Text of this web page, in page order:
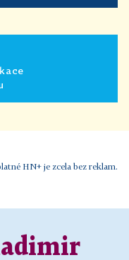
HN+ je zcela bez reklam.